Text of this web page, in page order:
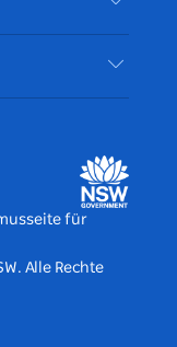
für
Alle Rechte